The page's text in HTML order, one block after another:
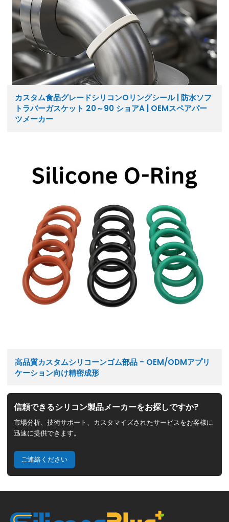
カスタム食品グレードシリコンOリングシール | 防水ソフ
トラバーガスケット 20～90 ショアA | OEMスペアパー
ツメーカー
高品質カスタムシリコーンゴム部品 - OEM/ODMアプリ
ケーション向け精密成形
信頼できるシリコン製品メーカーをお探しですか?
市場分析、技術サポート、カスタマイズされたサービスをお客様に
迅速に提供できます。
ご連絡ください